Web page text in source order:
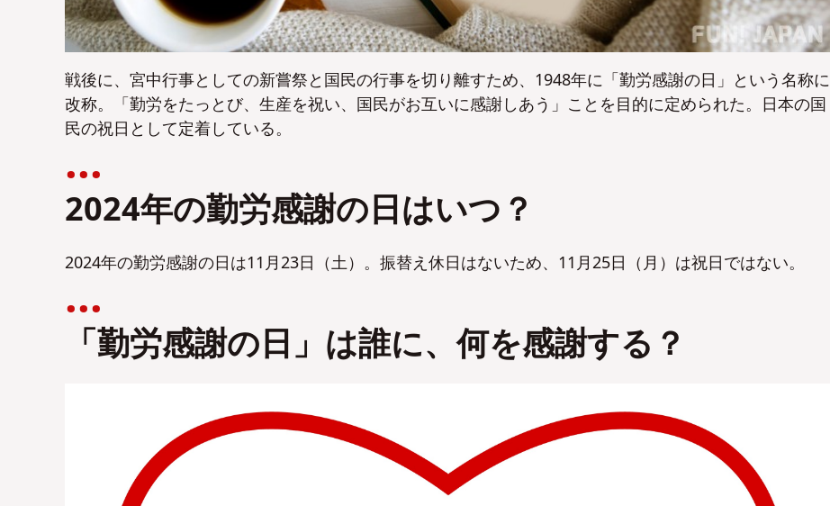
戦後に、宮中行事としての新嘗祭と国民の行事を切り離すため、1948年に「勤労感謝の日」という名称に
改称。「勤労をたっとび、生産を祝い、国民がお互いに感謝しあう」ことを目的に定められた。日本の国
民の祝日として定着している。
2024年の勤労感謝の日はいつ？
2024年の勤労感謝の日は11月23日（土）。振替え休日はないため、11月25日（月）は祝日ではない。
「勤労感謝の日」は誰に、何を感謝する？